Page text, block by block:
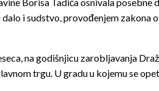
i sudstvo, provođenjem zakona
na godišnjicu zarobljavanja
trgu. U gradu u kojemu se